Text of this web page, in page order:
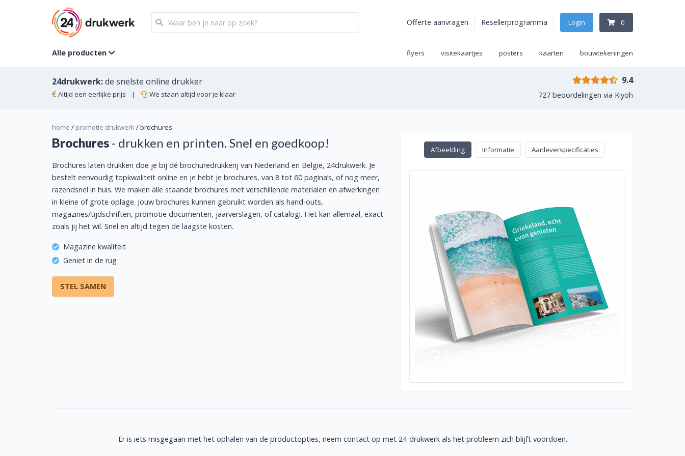
Alle producten
Offerte aanvragen Resellerprogramma Login 0
flyers visitekaartjes posters kaarten bouwtekeningen
24drukwerk:de snelste online drukker
Altijd een eerlijke prijs | We staan altijd voor je klaar
9.4
727 beoordelingen via Kiyoh
home / promotie drukwerk/brochures
Brochures - drukken en printen. Snel en goedkoop!
Brochures laten drukken doe je bij dé brochuredrukkerij van Nederland en België, 24drukwerk. Je
bestelt eenvoudig topkwaliteit online en je hebt je brochures, van 8 tot 60 pagina’s, of nog meer,
razendsnel in huis. We maken alle staande brochures met verschillende materialen en afwerkingen
in kleine of grote oplage. Jouw brochures kunnen gebruikt worden als hand-outs,
magazines/tijdschriften, promotie documenten, jaarverslagen, of catalogi. Het kan allemaal, exact
zoals jij het wil. Snel en altijd tegen de laagste kosten.
Magazine kwaliteit
Geniet in de rug
STEL SAMEN
Afbeelding Informatie Aanleverspecificaties
Er is iets misgegaan met het ophalen van de productopties, neem contact op met 24-drukwerk als het probleem zich blijft voordoen.